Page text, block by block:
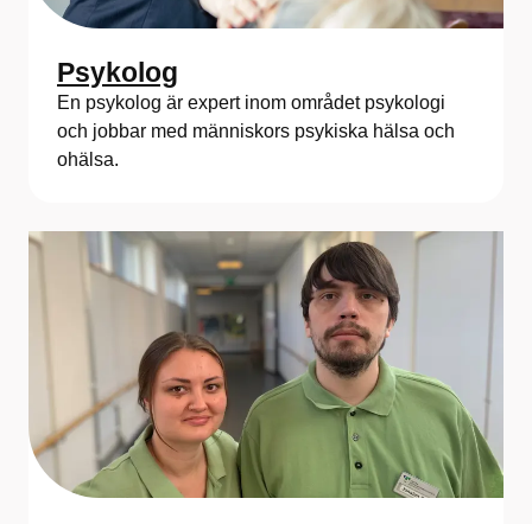
Psykolog
En psykolog är expert inom området psykologi
och jobbar med människors psykiska hälsa och
ohälsa.